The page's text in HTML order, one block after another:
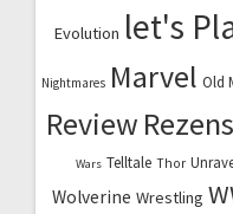
Evolution let's
Nightmares Marvel Old
Review
Wars Telltale Thor
Wolverine Wrestling